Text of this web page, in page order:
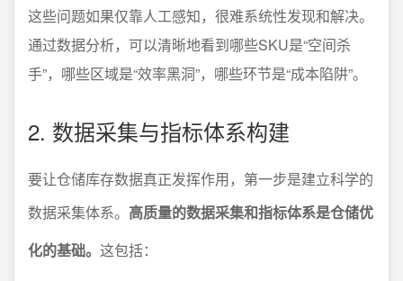
这些问题如果仅靠人工感知，很难系统性发现和解决。
通过数据分析，可以清晰地看到哪些SKU是“空间杀
手”，哪些区域是“效率黑洞”，哪些环节是“成本陷阱”。
2. 数据采集与指标体系构建
要让仓储库存数据真正发挥作用，第一步是建立科学的
数据采集体系。 高质量的数据采集和指标体系是仓储优
化的基础。 这包括：